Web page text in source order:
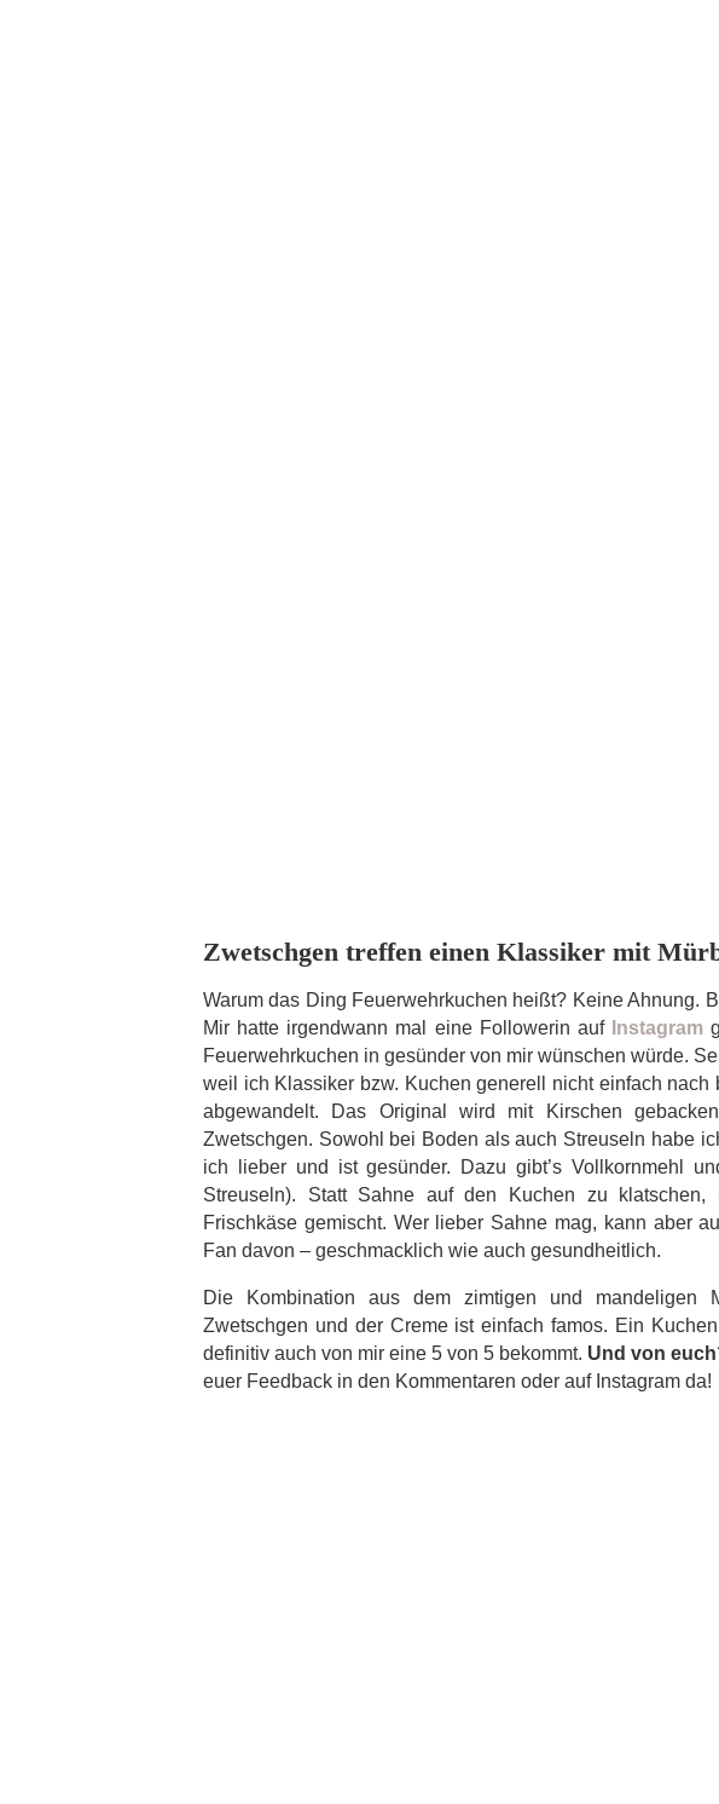
Zwetschgen treffen einen Klassiker mit
Warum das Ding Feuerwehrkuchen heißt? Keine Ahnung.
Mir hatte irgendwann mal eine Followerin auf Instagram
Feuerwehrkuchen in gesünder von mir wünschen würde.
weil ich Klassiker bzw. Kuchen generell nicht einfach nach
abgewandelt. Das Original wird mit Kirschen
Zwetschgen. Sowohl bei Boden als auch Streuseln habe
ich lieber und ist gesünder. Dazu gibt’s Vollkornmehl
Streuseln). Statt Sahne auf den Kuchen zu
Frischkäse gemischt. Wer lieber Sahne mag, kann aber
Fan davon – geschmacklich wie auch gesundheitlich.
Die Kombination aus dem zimtigen und mandeligen
Zwetschgen und der Creme ist einfach famos. Ein
definitiv auch von mir eine 5 von 5 bekommt. Und von
euer Feedback in den Kommentaren oder auf Instagram da!